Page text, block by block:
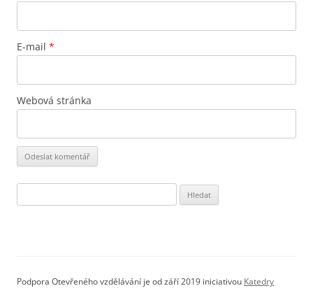
E-mail *
Webová stránka
Podpora Otevřeného vzdělávání je od září 2019 iniciativou Katedry